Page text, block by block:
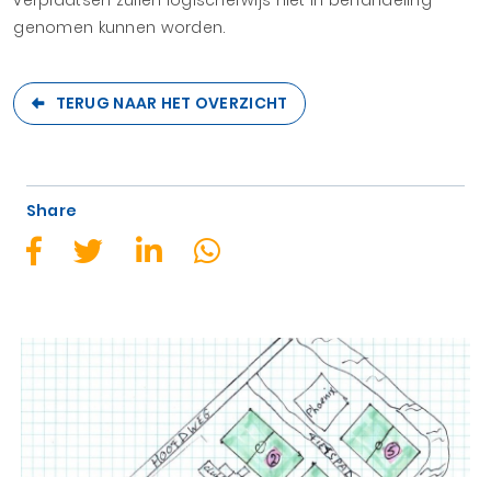
genomen kunnen worden.
TERUG NAAR HET OVERZICHT
Share